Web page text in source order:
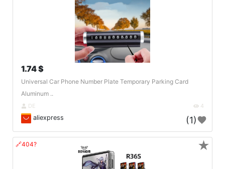
1.74 $
Universal Car Phone Number Plate Temporary Parking Card
Aluminum ..
DE 4
aliexpress (1)
🔗404? ★